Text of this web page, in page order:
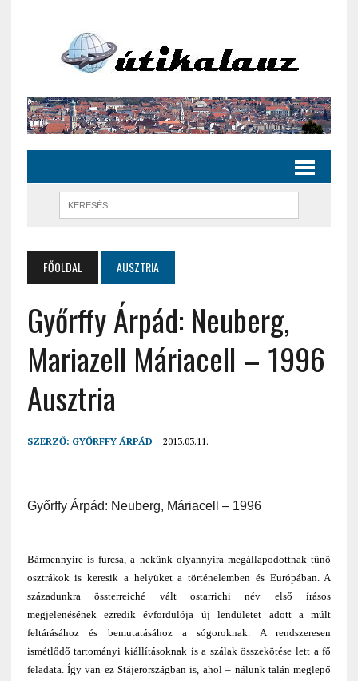
FŐOLDAL AUSZTRIA
Győrffy Árpád: Neuberg,
Mariazell Máriacell – 1996
Ausztria
SZERZŐ: GYŐRFFY ÁRPÁD 2013.03.11.
Győrffy Árpád: Neuberg, Máriacell – 1996
Bármennyire is furcsa, a nekünk olyannyira megállapodottnak tűnő
osztrákok is keresik a helyüket a történelemben és Európában. A
századunkra össterreiché vált ostarrichi név első írásos
megjelenésének ezredik évfordulója új lendületet adott a múlt
feltárásához és bemutatásához a sógoroknak. A rendszeresen
ismétlődő tartományi kiállításoknak is a szálak összekötése lett a fő
feladata. Így van ez Stájerországban is, ahol – nálunk talán meglepő